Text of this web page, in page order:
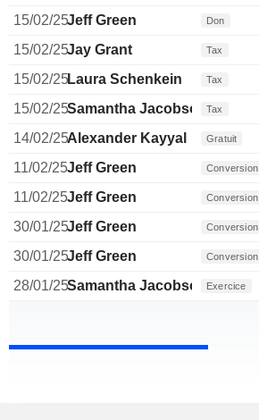
15/02/25Jeff Green Don
15/02/25Jay Grant Tax
15/02/25Laura Schenkein Tax
15/02/25Samantha JacobsonTax
14/02/25Alexander Kayyal Gratuit
11/02/25Jeff Green Conversion
11/02/25Jeff Green Conversion
30/01/25Jeff Green Conversion
30/01/25Jeff Green Conversion
28/01/25Samantha Jacobson Exercice